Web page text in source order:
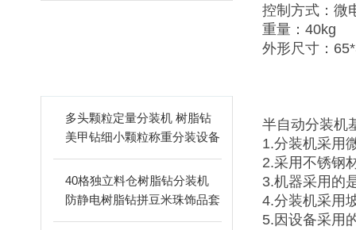
多头颗粒定量分装机 树脂钻
美甲钻细小颗粒称重分装设备
支持24-60头定制
40格独立料仓树脂钻分装机
防静电树脂钻拼豆米珠饰品套
盒分装设备
控制方式：微
重量：40kg
外形尺寸：
半自动分装机
1.分装机采用
2.采用不锈钢
3.机器采用的
4.分装机采用
5.因设备采用